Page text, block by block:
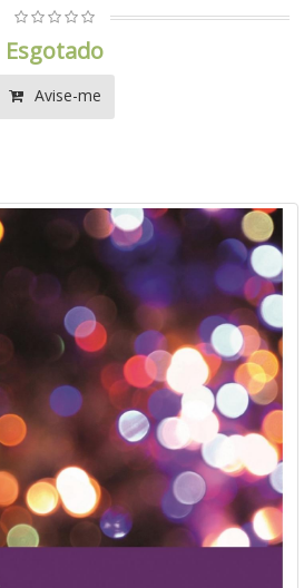
Esgotado
Avise-me